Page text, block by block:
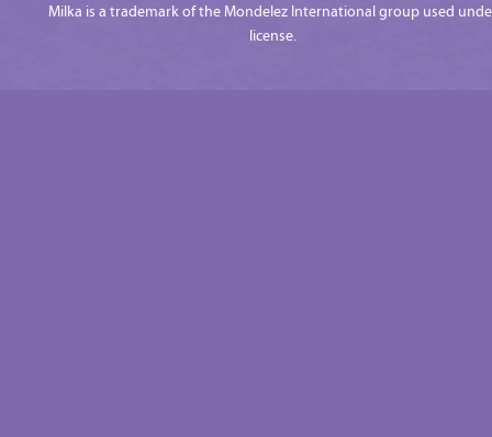
Milka is a trademark of the Mondelez International group used
license.